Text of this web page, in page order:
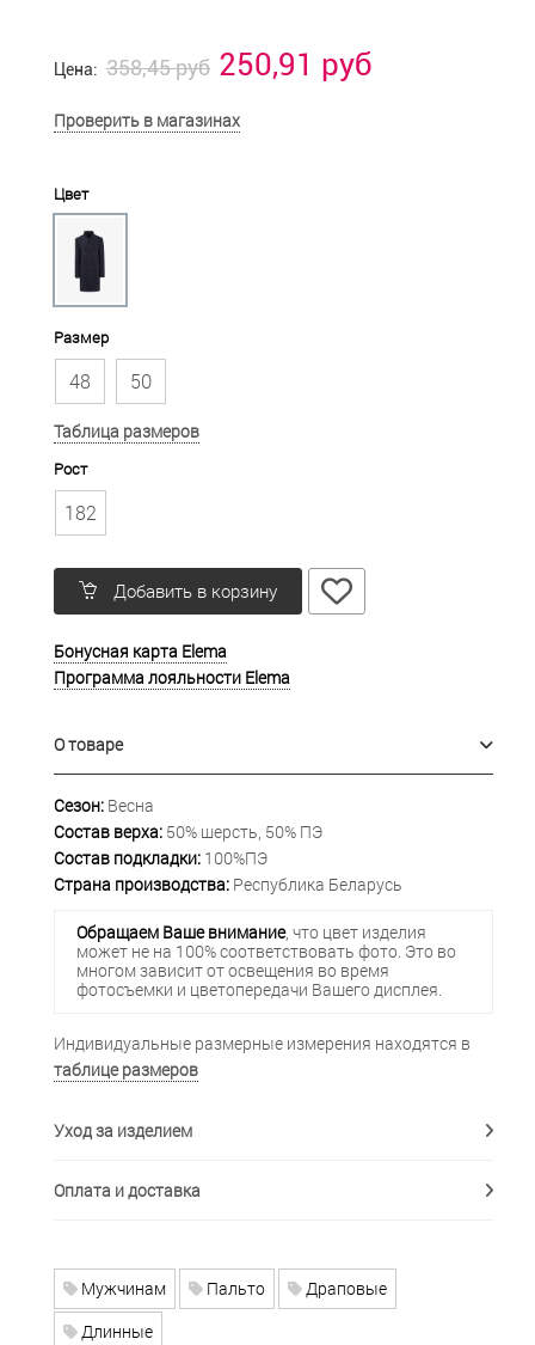
Цена: 358,45 руб 250,91 руб
Проверить в магазинах
Цвет
Размер
48 50
Таблица размеров
Рост
182
Добавить в корзину
Бонусная карта Elema
Программа лояльности Elema
О товаре
Сезон: Весна
Состав верха: 50% шерсть, 50% ПЭ
Состав подкладки: 100%ПЭ
Страна производства: Республика Беларусь
Обращаем Ваше внимание, что цвет изделия
может не на 100% соответствовать фото. Это во
многом зависит от освещения во время
фотосъемки и цветопередачи Вашего дисплея.
Индивидуальные размерные измерения находятся в
таблице размеров
Уход за изделием
Оплата и доставка
Мужчинам Пальто
Драповые
Длинные